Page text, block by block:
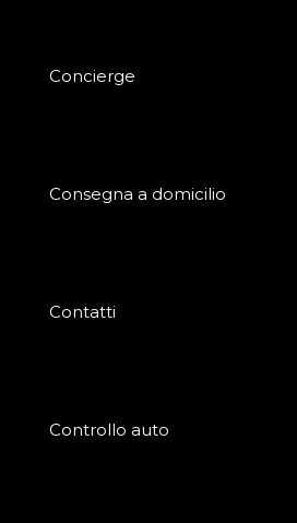
Concierge
Consegna a domicilio
Contatti
Controllo auto